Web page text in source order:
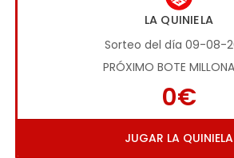
LA QUINIELA
Sorteo del día 09-08-
PRÓXIMO BOTE
0€
JUGAR LA QUINIELA